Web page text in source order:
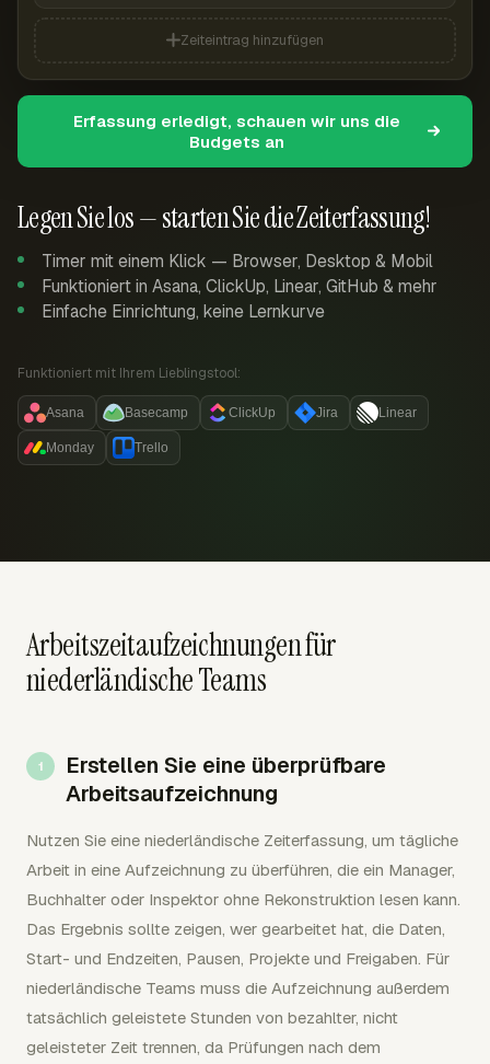
Legen Sie los — starten Sie die Zeiterfassung!
Timer mit einem Klick — Browser, Desktop & Mobil
Funktioniert in Asana, ClickUp, Linear, GitHub & mehr
Einfache Einrichtung, keine Lernkurve
Funktioniert mit Ihrem Lieblingstool:
Asana Basecamp ClickUp Jira Linear
Monday Trello
Zeiteintrag hinzufügen
Erfassung erledigt, schauen wir uns die
Budgets an
Arbeitszeitaufzeichnungen für
niederländische Teams
Erstellen Sie eine überprüfbare
Arbeitsaufzeichnung
Nutzen Sie eine niederländische Zeiterfassung, um tägliche
Arbeit in eine Aufzeichnung zu überführen, die ein Manager,
Buchhalter oder Inspektor ohne Rekonstruktion lesen kann.
Das Ergebnis sollte zeigen, wer gearbeitet hat, die Daten,
Start- und Endzeiten, Pausen, Projekte und Freigaben. Für
niederländische Teams muss die Aufzeichnung außerdem
tatsächlich geleistete Stunden von bezahlter, nicht
geleisteter Zeit trennen, da Prüfungen nach dem